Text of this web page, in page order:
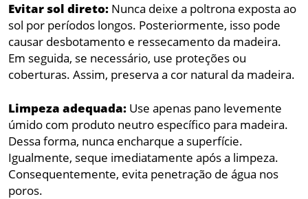
Evitar sol direto: Nunca deixe a poltrona exposta ao
sol por períodos longos. Posteriormente, isso pode
causar desbotamento e ressecamento da madeira.
Em seguida, se necessário, use proteções ou
coberturas. Assim, preserva a cor natural da madeira.
Limpeza adequada: Use apenas pano levemente
úmido com produto neutro específico para madeira.
Dessa forma, nunca encharque a superfície.
Igualmente, seque imediatamente após a limpeza.
Consequentemente, evita penetração de água nos
poros.